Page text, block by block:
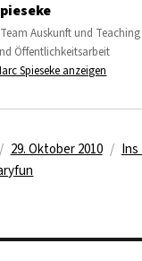
Auskunft und
Öffentlichkeitsarbeit
Spieseke anzeigen
Veröffentlicht
am
29. Oktober 2010